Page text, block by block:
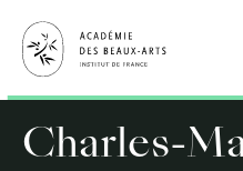
main
content
Charles-